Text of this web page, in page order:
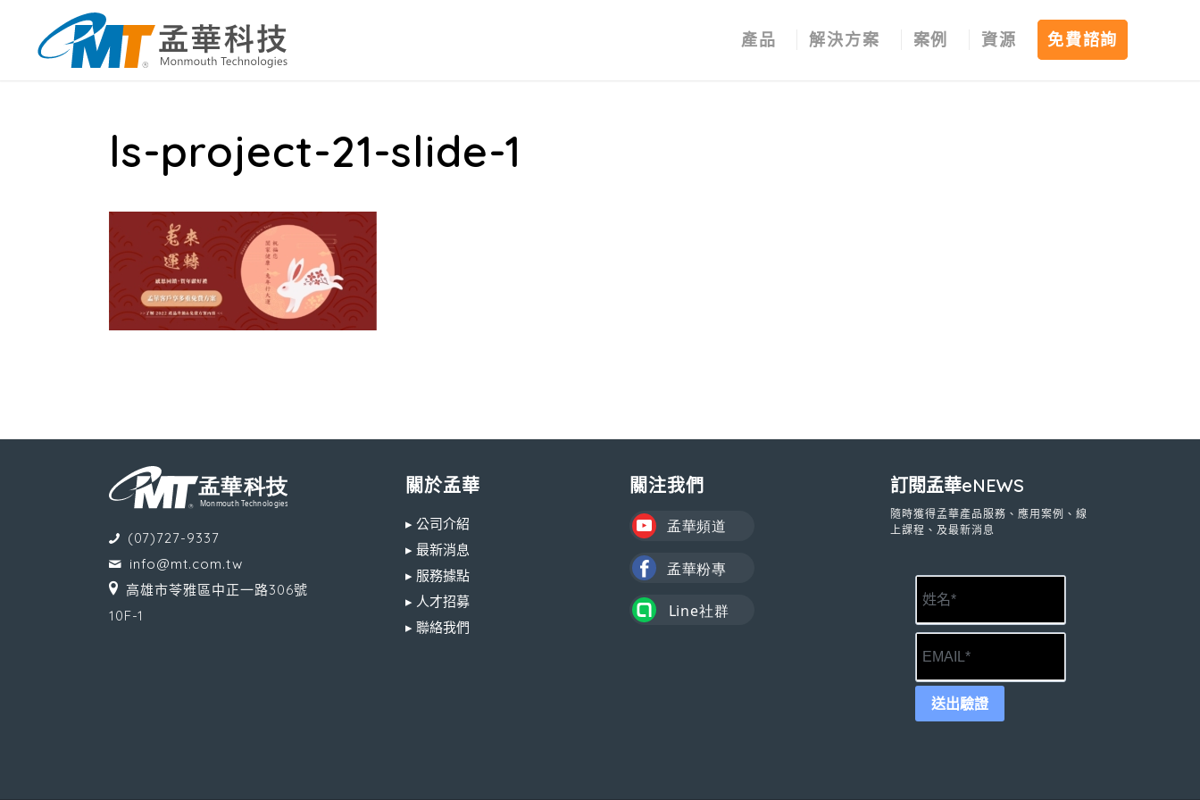
產品 解決方案 案例 資源 免費諮詢
ls-project-21-slide-1
(07)727-9337
info@mt.com.tw
高雄市苓雅區中正一路306號
10F-1
關於孟華
▸ 公司介紹
▸ 最新消息
▸ 服務據點
▸ 人才招募
▸ 聯絡我們
關注我們 訂閱孟華eNEWS
隨時獲得孟華產品服務、應用案例、線
上課程、及最新消息
送出驗證